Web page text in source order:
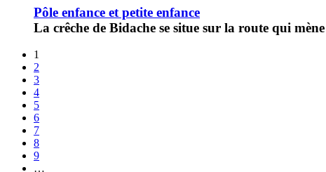
Pôle enfance et petite enfance
La crêche de Bidache se situe sur la route qui
1
2
3
4
5
6
7
8
9
…